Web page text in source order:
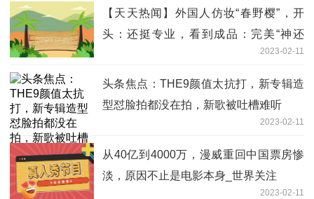
【天天热闻】外国人仿妆“春野樱”，开
头：还挺专业，看到成品：完美“神还
2023-02-11
头条焦点：THE9颜值太抗打，新专辑造
型怼脸拍都没在拍，新歌被吐槽难听
2023-02-11
从40亿到4000万，漫威重回中国票房惨
淡，原因不止是电影本身_世界关注
2023-02-11